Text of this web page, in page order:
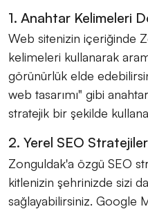
1. Anahtar Kelimeleri
Web sitenizin içeriğinde
kelimeleri kullanarak
görünürlük elde
web tasarımı" gibi
stratejik bir şekilde
2. Yerel SEO
Zonguldak'a özgü SEO
kitlenizin şehrinizde sizi
sağlayabilirsiniz. Google